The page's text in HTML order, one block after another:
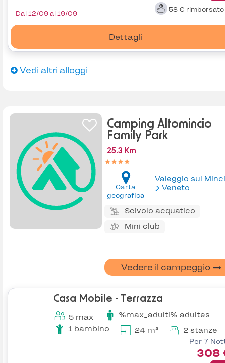
58 € rimborsato
Dettagli
Dal 12/09 al 19/09
Vedi altri alloggi
Camping Altomincio
Family Park
25.3 Km
Carta
geografica
Valeggio sul
Veneto
Scivolo acquatico
Mini club
Vedere il campeggio
Casa Mobile - Terrazza
5 max
%max_adulti% adultes
1 bambino
24 m² 2 stanze
Per 7
308